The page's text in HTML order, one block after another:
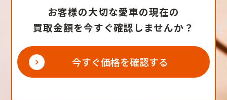
お客様の大切な愛車の現在の
買取金額を今すぐ確認しませんか？
今すぐ価格を確認する